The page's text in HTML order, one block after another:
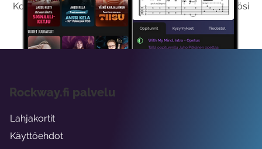
Kokeilemalla ilmaiseksi saat koko sisältömme käyttöösi
viikon ajaksi.
Rockway.fi palvelu
Lahjakortit
Käyttöehdot